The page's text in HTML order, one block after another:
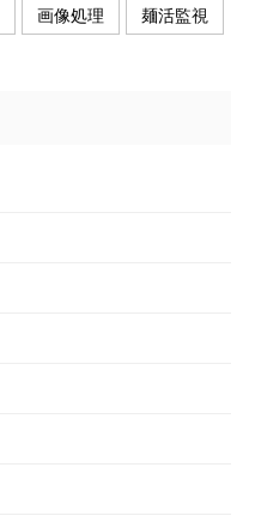
画像処理 麺活監視